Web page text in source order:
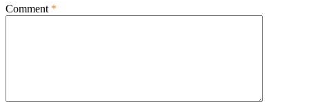
Comment *